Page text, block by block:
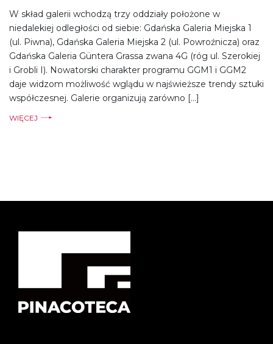
W skład galerii wchodzą trzy oddziały położone w
niedalekiej odległości od siebie: Gdańska Galeria Miejska 1
(ul. Piwna), Gdańska Galeria Miejska 2 (ul. Powroźnicza) oraz
Gdańska Galeria Güntera Grassa zwana 4G (róg ul. Szerokiej
i Grobli I). Nowatorski charakter programu GGM1 i GGM2
daje widzom możliwość wglądu w najświeższe trendy sztuki
współczesnej. Galerie organizują zarówno […]
WIĘCEJ